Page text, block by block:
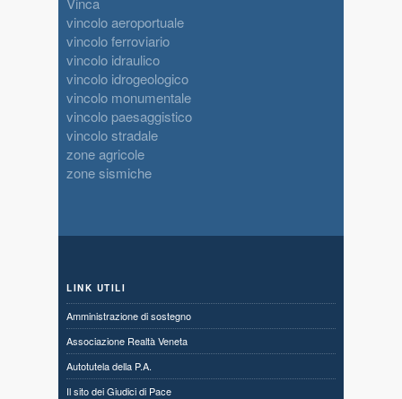
vincolo aeroportuale
vincolo ferroviario
vincolo idraulico
vincolo idrogeologico
vincolo monumentale
vincolo paesaggistico
vincolo stradale
zone agricole
zone sismiche
LINK UTILI
Amministrazione di sostegno
Associazione Realtà Veneta
Autotutela della P.A.
Il sito dei Giudici di Pace